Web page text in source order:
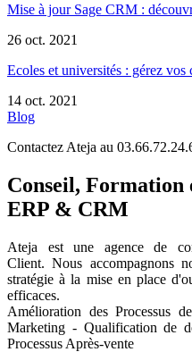
Mise à jour Sage CRM :
26 oct. 2021
Ecoles et universités : gérez
14 oct. 2021
Blog
Contactez Ateja au
Conseil, Formation
ERP & CRM
Ateja est une agence de
Client.Nous accompagnons
stratégie à la mise en place
efficaces.
Amélioration des Processus
Marketing - Qualification de
Processus Après-vente